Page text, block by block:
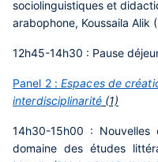
sociolinguistiques et
arabophone, Koussaila Alik
12h45-14h30 : Pause
Panel 2 : Espaces de
interdisciplinarité(1)
14h30-15h00 : Nouvelles
domaine des études